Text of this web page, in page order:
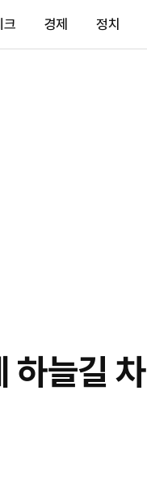
크 경제 정치
하늘길